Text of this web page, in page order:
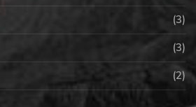
(3)
(3)
(2)